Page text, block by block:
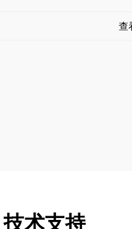
查
技术支持